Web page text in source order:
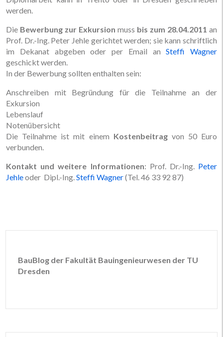
werden.
Die Bewerbung zur Exkursion muss bis zum 28.04.2011 an
Prof. Dr.-Ing. Peter Jehle gerichtet werden; sie kann schriftlich
im Dekanat abgeben oder per Email anSteffi Wagner
geschickt werden.
In der Bewerbung sollten enthalten sein:
Anschreiben mit Begründung für die Teilnahme an der
Exkursion
Lebenslauf
Notenübersicht
Die Teilnahme ist mit einem Kostenbeitragvon 50 Euro
verbunden.
Kontakt und weitere Informationen: Prof. Dr.-Ing. Peter
Jehleoder Dipl.-Ing.Steffi Wagner(Tel. 46 33 92 87)
BauBlog der Fakultät Bauingenieurwesen der TU
Dresden